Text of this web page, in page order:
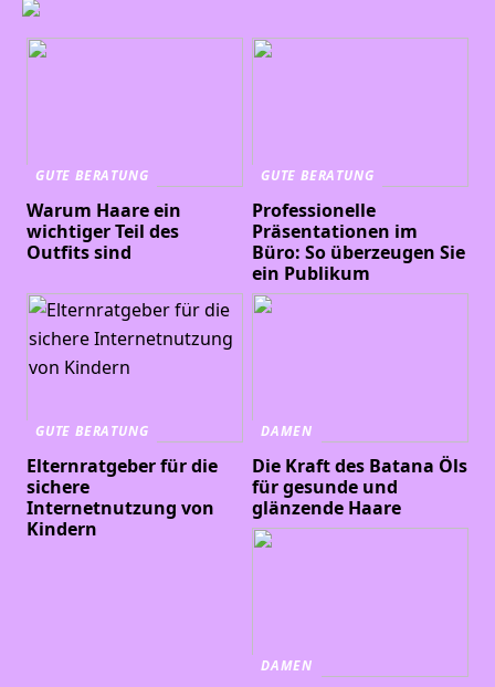
GUTE BERATUNG
Warum Haare ein
wichtiger Teil des
Outfits sind
GUTE BERATUNG
Professionelle
Präsentationen im
Büro: So überzeugen Sie
ein Publikum
GUTE BERATUNG
Elternratgeber für die
sichere
Internetnutzung von
Kindern
DAMEN
Die Kraft des Batana Öls
für gesunde und
glänzende Haare
DAMEN